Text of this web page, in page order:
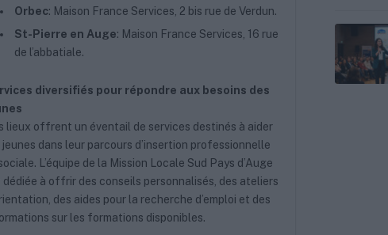
Orbec: Maison France Services, 2 bis rue de Verdun.
St-Pierre en Auge: Maison France Services, 16 rue
de l’abbatiale.
diversifiés pour répondre aux besoins des
lieux offrent un éventail de services destinés à aider
jeunes dans leur parcours d’insertion professionnelle
L’équipe de la Mission Locale Sud Pays d’Auge
dédiée à offrir des conseils personnalisés, des ateliers
des aides pour la recherche d’emploi et des
sur les formations disponibles.